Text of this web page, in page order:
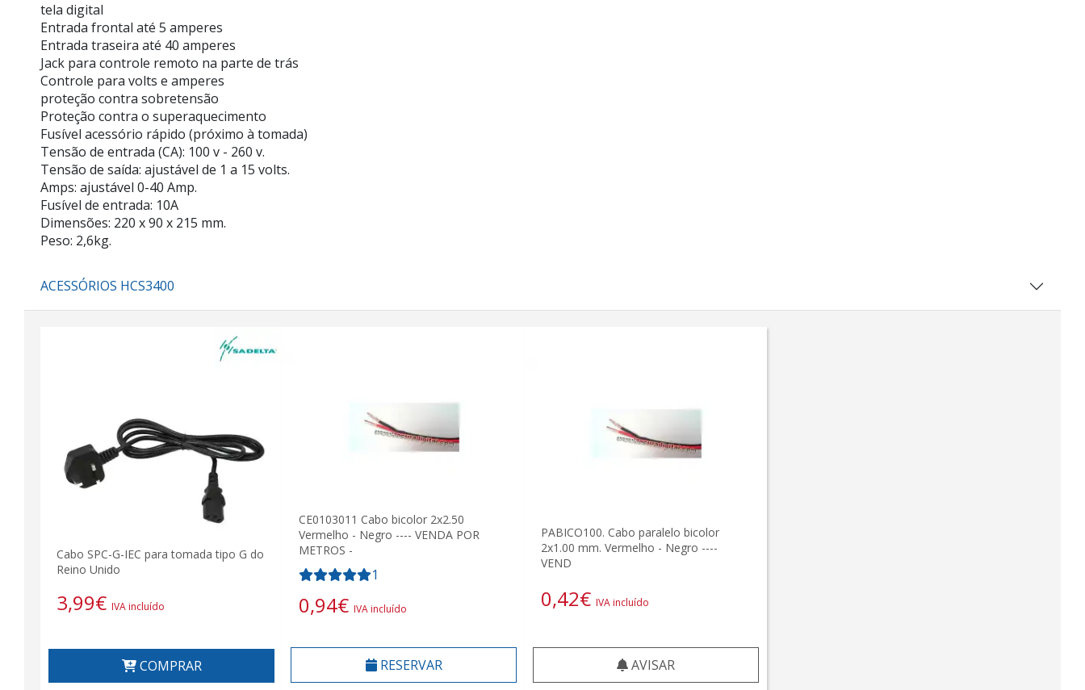
tela digital
Entrada frontal até 5 amperes
Entrada traseira até 40 amperes
Jack para controle remoto na parte de trás
Controle para volts e amperes
proteção contra sobretensão
Proteção contra o superaquecimento
Fusível acessório rápido (próximo à tomada)
Tensão de entrada (CA): 100 v - 260 v.
Tensão de saída: ajustável de 1 a 15 volts.
Amps: ajustável 0-40 Amp.
Fusível de entrada: 10A
Dimensões: 220 x 90 x 215 mm.
Peso: 2,6kg.
ACESSÓRIOS HCS3400
Cabo SPC-G-IEC para tomada tipo G do
Reino Unido
3,99€ IVA incluído
COMPRAR
CE0103011 Cabo bicolor 2x2.50
Vermelho - Negro ---- VENDA POR
METROS -
1
0,94€ IVA incluído
RESERVAR
PABICO100. Cabo paralelo bicolor
2x1.00 mm. Vermelho - Negro ----
VEND
0,42€ IVA incluído
AVISAR